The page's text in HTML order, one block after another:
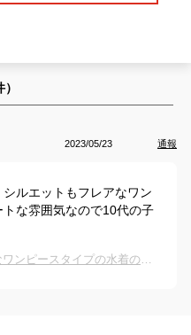
2023/05/23 通報
ルエットもフレアなワン
な雰囲気なので10代の子
水着｜中高生女子に！おしゃれなワンピースタイプの水着のおすすめは？